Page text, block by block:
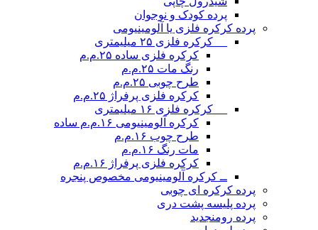
پرده کودک و نوجوان
پرده کرکره فلزی یا آلومینیومی
__ کرکره فلزی ۲۵ میلیمتری
کرکره فلزی ساده ۲۵.م.م
رنگ مات ۲۵.م.م
طرح چوبی ۲۵.م.م
کرکره فلزی پرفراژ ۲۵.م.م
__ کرکره فلزی ۱۶ میلیمتری
کرکره آلومینیومی ۱۶.م.م ساده
طرح چوب ۱۶.م.م
مات رنگ ۱۶.م.م
کرکره فلزی پرفراژ ۱۶.م.م
ــ کرکره آلومینیومی مخصوص پنجره
پرده کرکره ای چوبی
پرده پلیسه پشت دری
پرده رومنجدید